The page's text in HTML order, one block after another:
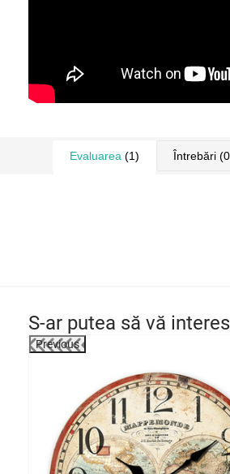
Evaluarea (1) Întrebări
S-ar putea să vă
Previous